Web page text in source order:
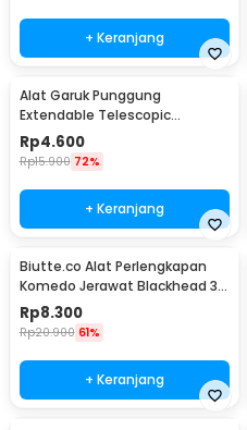
+ Keranjang
Alat Garuk Punggung
Extendable Telescopic
Stainless Steel - LJ-158
Rp4.600
Rp15.900 72%
+ Keranjang
Biutte.co Alat Perlengkapan
Komedo Jerawat Blackhead 3
PCS - PT3
Rp8.300
Rp20.900 61%
+ Keranjang